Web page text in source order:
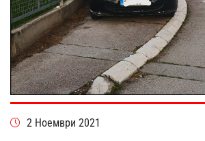
2 Ноември 2021